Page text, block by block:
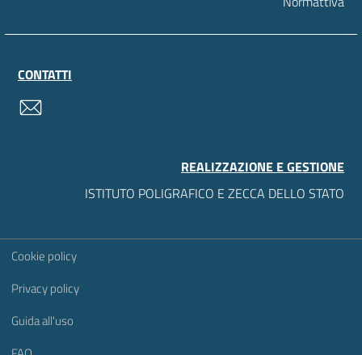
CONTATTI
REALIZZAZIONE E GESTIONE
ISTITUTO POLIGRAFICO E ZECCA DELLO STATO
Sezione Link Utili
Cookie policy
Privacy policy
Guida all'uso